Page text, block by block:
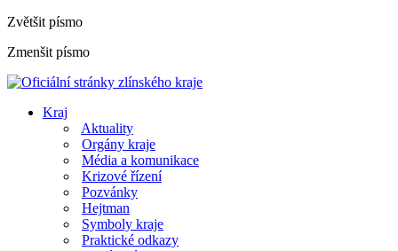
Zvětšit písmo
Zmenšit písmo
Kraj
Aktuality
Orgány kraje
Média a komunikace
Krizové řízení
Pozvánky
Hejtman
Symboly kraje
Praktické odkazy